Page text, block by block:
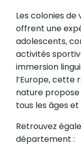
Les colonies de
offrent une
adolescents,
activités
immersion
l’Europe, cette
nature propose
tous les âges
Retrouvez
département :